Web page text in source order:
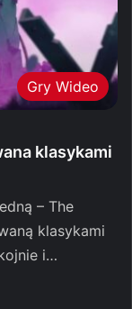
Gry Wideo
klasykami
– The
klasykami
i…